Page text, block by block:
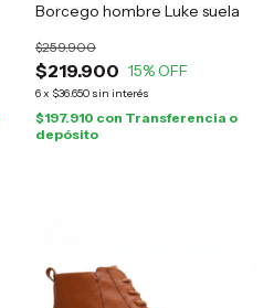
Borcego hombre Luke suela
$219.900
$259.900
15% OFF
6x $36.650 sin interés
$197.910 con Transferencia o
depósito